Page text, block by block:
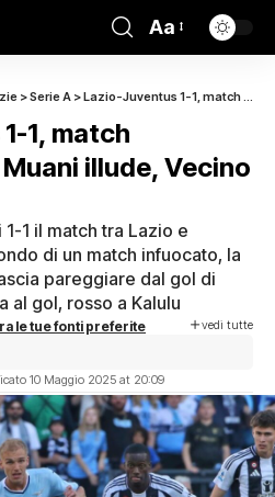
Aa
>Serie A >Lazio-Juventus 1-1, match infuocato: Kolo Muani illude, Vecino la riprende
1, match
illude, Vecino
1 il match tra Lazio e
di un match infuocato, la
pareggiare dal gol di
al gol, rosso a Kalulu
le tue fonti preferite vedi tutte
10 Maggio 2025 at 20:09